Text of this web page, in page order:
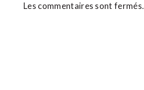
Les commentaires sont fermés.